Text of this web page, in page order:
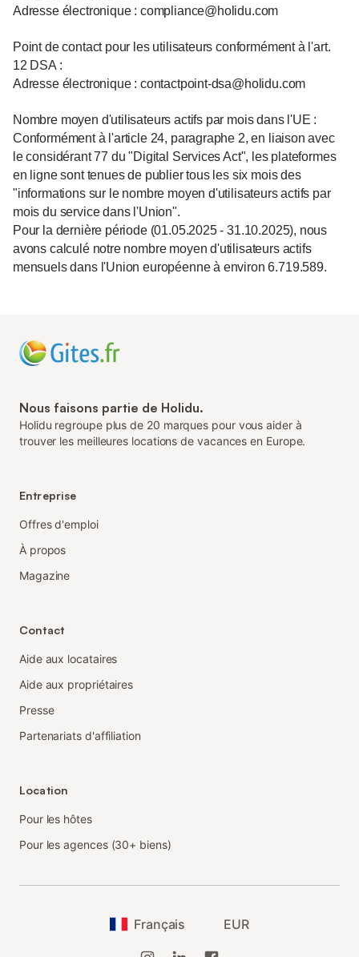
Adresse électronique : compliance@holidu.com
Point de contact pour les utilisateurs conformément à l'art.
12 DSA :
Adresse électronique : contactpoint-dsa@holidu.com
Nombre moyen d'utilisateurs actifs par mois dans l'UE :
Conformément à l'article 24, paragraphe 2, en liaison avec
le considérant 77 du "Digital Services Act", les plateformes
en ligne sont tenues de publier tous les six mois des
"informations sur le nombre moyen d'utilisateurs actifs par
mois du service dans l'Union".
Pour la dernière période (01.05.2025 - 31.10.2025), nous
avons calculé notre nombre moyen d'utilisateurs actifs
mensuels dans l'Union européenne à environ 6.719.589.
Nous faisons partie de Holidu.
Holidu regroupe plus de 20 marques pour vous aider à
trouver les meilleures locations de vacances en Europe.
Entreprise
Offres d'emploi
À propos
Magazine
Contact
Aide aux locataires
Aide aux propriétaires
Presse
Partenariats d'affiliation
Location
Pour les hôtes
Pour les agences (30+ biens)
Français EUR